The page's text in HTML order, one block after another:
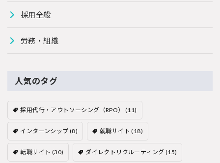
採用全般
労務・組織
人気のタグ
採用代行・アウトソーシング（RPO） (11)
インターンシップ (8) 就職サイト (18)
転職サイト (30) ダイレクトリクルーティング (15)